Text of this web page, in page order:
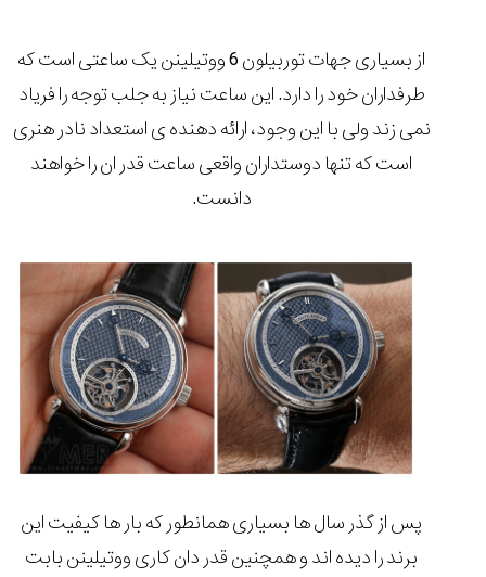
از بسیاری جهات توربیلون 6 ووتیلینن یک ساعتی است که
طرفداران خود را دارد. این ساعت نیاز به جلب توجه را فریاد
نمی زند ولی با این وجود، ارائه دهنده ی استعداد نادر هنری
است که تنها دوستداران واقعی ساعت قدر ان را خواهند
دانست.
پس از گذر سال ها بسیاری همانطور که بار ها کیفیت این
برند را دیده اند و همچنین قدر دان کاری ووتیلینن بابت